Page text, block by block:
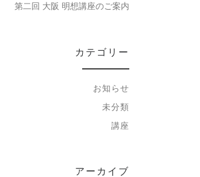
第二回 大阪 明想講座のご案内
カテゴリー
お知らせ
未分類
講座
アーカイブ